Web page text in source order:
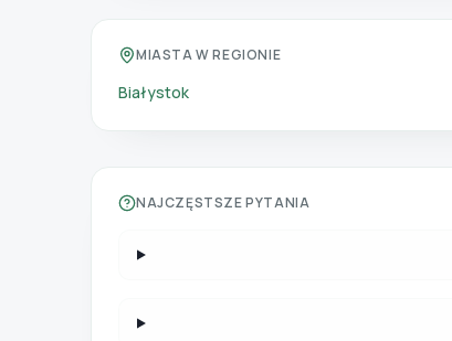
MIASTA W REGIONIE
Białystok
NAJCZĘSTSZE PYTANIA